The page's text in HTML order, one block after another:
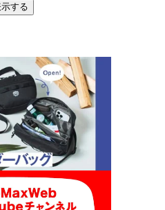
する